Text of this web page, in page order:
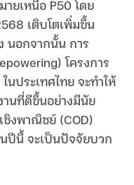
ยเหนือ P50 โดย
เติบโตเพิ่มขึ้น
นอกจากนั้น การ
โครงการ
นประเทศไทย จะทำให้
านที่ดีขึ้นอย่างมีนัย
ชิงพาณิชย์ (COD)
ปีนี้ จะเป็นปัจจัยบวก